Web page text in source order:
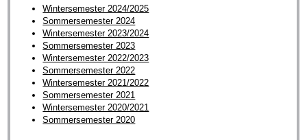
Wintersemester 2024/2025
Sommersemester 2024
Wintersemester 2023/2024
Sommersemester 2023
Wintersemester 2022/2023
Sommersemester 2022
Wintersemester 2021/2022
Sommersemester 2021
Wintersemester 2020/2021
Sommersemester 2020